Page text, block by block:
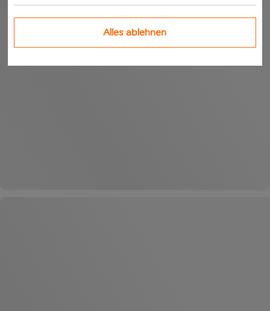
Alles ablehnen